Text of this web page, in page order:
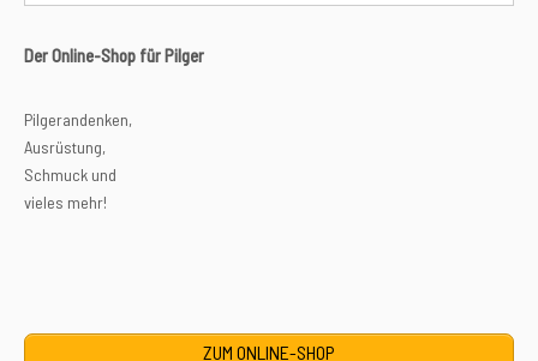
Der Online-Shop für Pilger
Pilgerandenken,
Ausrüstung,
Schmuck und
vieles mehr!
ZUM ONLINE-SHOP